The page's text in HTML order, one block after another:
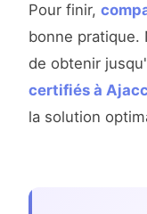
Pour finir,
bonne pratique.
de obtenir
certifiés à
la solution